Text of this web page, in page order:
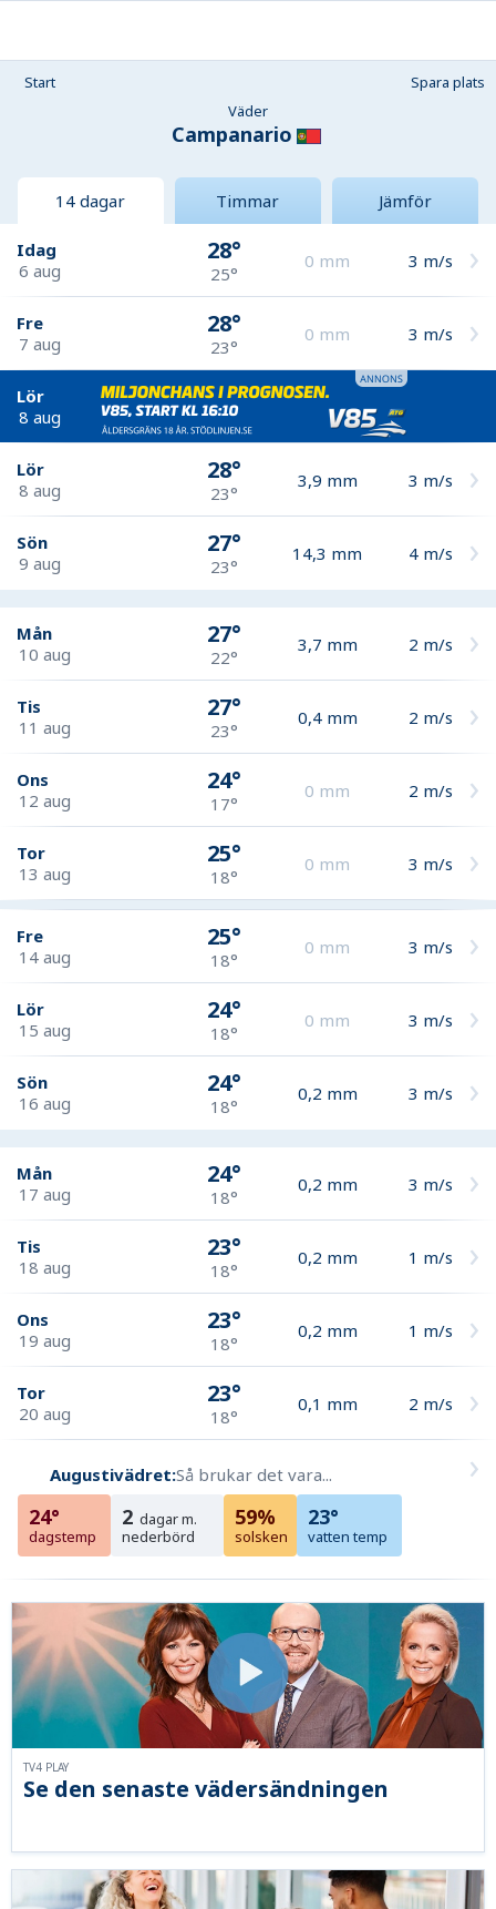
Start
Spara plats
Väder
Campanario
14 dagar Timmar Jämför
Idag
6 aug
28°
25°
0 mm 3 m/s
Fre
7 aug
28°
23°
0 mm 3 m/s
Lör
8 aug
Lör
8 aug
28°
23°
3,9 mm 3 m/s
Sön
9 aug
27°
23°
14,3 mm 4 m/s
Mån
10 aug
27°
22°
3,7 mm 2 m/s
Tis
11 aug
27°
23°
0,4 mm 2 m/s
Ons
12 aug
24°
17°
0 mm 2 m/s
Tor
13 aug
25°
18°
0 mm 3 m/s
Fre
14 aug
25°
18°
0 mm 3 m/s
Lör
15 aug
24°
18°
0 mm 3 m/s
Sön
16 aug
24°
18°
0,2 mm 3 m/s
Mån
17 aug
24°
18°
0,2 mm 3 m/s
Tis
18 aug
23°
18°
0,2 mm 1 m/s
Ons
19 aug
23°
18°
0,2 mm 1 m/s
Tor
20 aug
23°
18°
0,1 mm 2 m/s
Augustivädret:Så brukar det vara...
24°
dagstemp
2 dagar m.
nederbörd
59%
solsken
23°
vatten temp
Se den senaste vädersändningen
TV4 PLAY